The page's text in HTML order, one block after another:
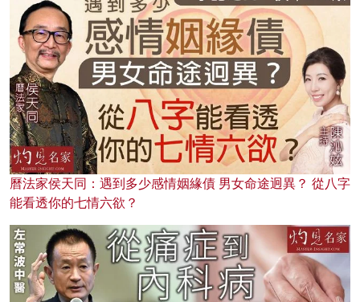
曆法家侯天同：遇到多少感情姻緣債 男女命途迥異？ 從八字
能看透你的七情六欲？